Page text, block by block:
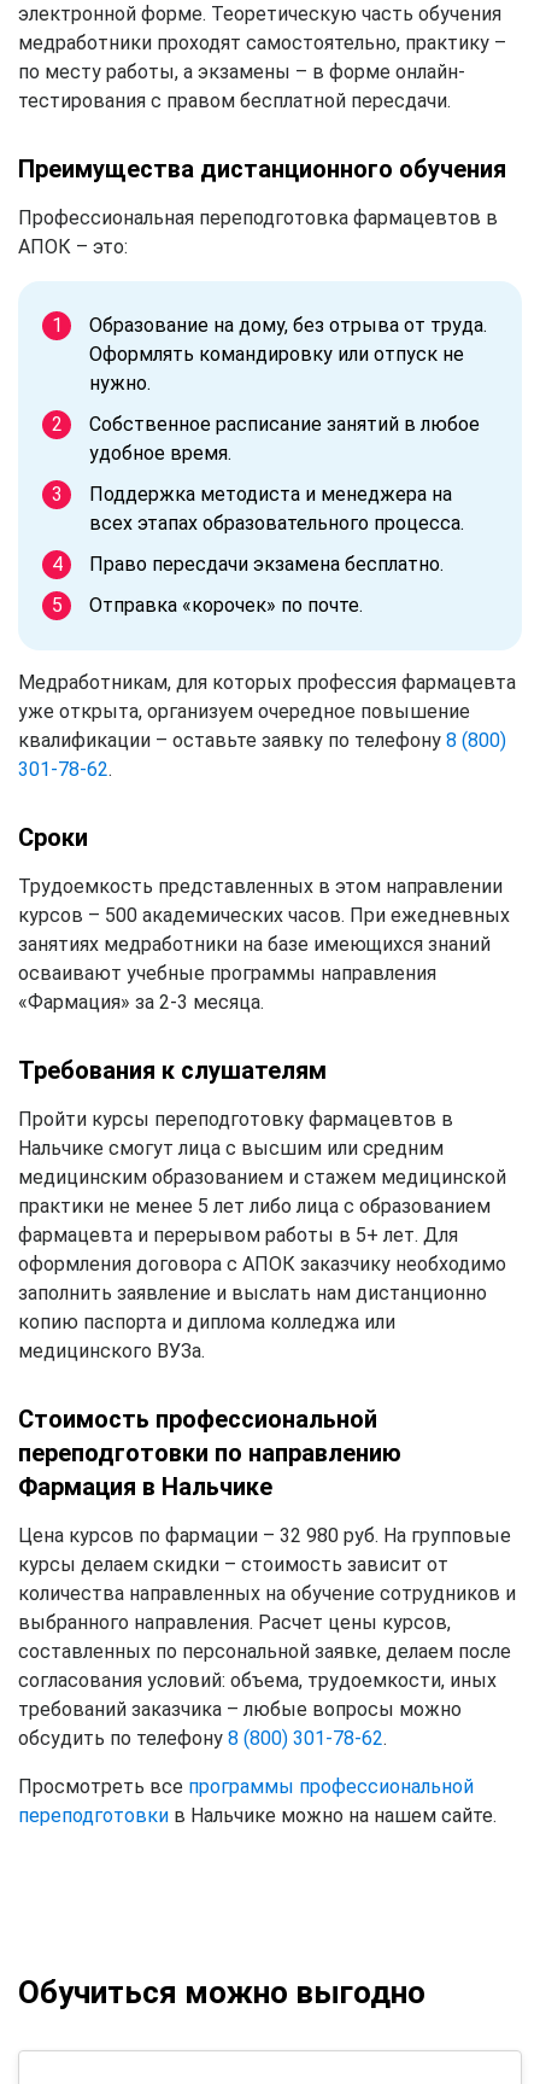
электронной форме. Теоретическую часть обучения
медработники проходят самостоятельно, практику –
по месту работы, а экзамены – в форме онлайн-
тестирования с правом бесплатной пересдачи.
Преимущества дистанционного обучения
Профессиональная переподготовка фармацевтов в
АПОК – это:
Образование на дому, без отрыва от труда.
Оформлять командировку или отпуск не
нужно.
Собственное расписание занятий в любое
удобное время.
Поддержка методиста и менеджера на
всех этапах образовательного процесса.
Право пересдачи экзамена бесплатно.
Отправка «корочек» по почте.
Медработникам, для которых профессия фармацевта
уже открыта, организуем очередное повышение
квалификации – оставьте заявку по телефону 8 (800)
301-78-62.
Сроки
Трудоемкость представленных в этом направлении
курсов – 500 академических часов. При ежедневных
занятиях медработники на базе имеющихся знаний
осваивают учебные программы направления
«Фармация» за 2-3 месяца.
Требования к слушателям
Пройти курсы переподготовку фармацевтов в
Нальчике смогут лица с высшим или средним
медицинским образованием и стажем медицинской
практики не менее 5 лет либо лица с образованием
фармацевта и перерывом работы в 5+ лет. Для
оформления договора с АПОК заказчику необходимо
заполнить заявление и выслать нам дистанционно
копию паспорта и диплома колледжа или
медицинского ВУЗа.
Стоимость профессиональной
переподготовки по направлению
Фармация в Нальчике
Цена курсов по фармации – 32 980 руб. На групповые
курсы делаем скидки – стоимость зависит от
количества направленных на обучение сотрудников и
выбранного направления. Расчет цены курсов,
составленных по персональной заявке, делаем после
согласования условий: объема, трудоемкости, иных
требований заказчика – любые вопросы можно
обсудить по телефону 8 (800) 301-78-62.
Просмотреть все программы профессиональной
переподготовки в Нальчике можно на нашем сайте.
Обучиться можно выгодно